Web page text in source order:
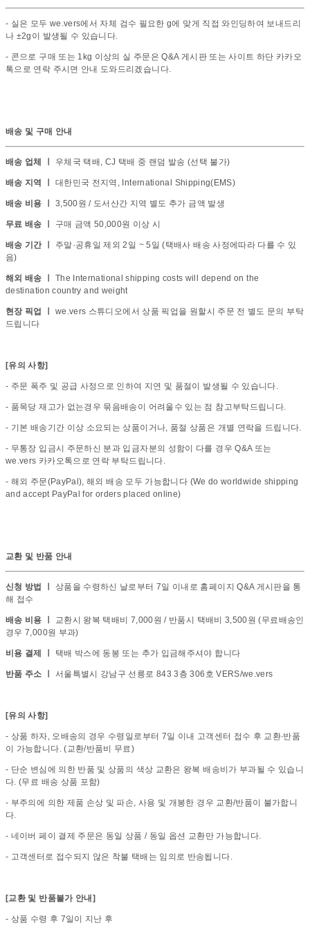
- 실은 모두 we.vers에서 자체 검수 필요한 g에 맞게 직접 와인딩하여 보내드리
나 ±2g이 발생될 수 있습니다.
- 콘으로 구매 또는 1kg 이상의 실 주문은 Q&A 게시판 또는 사이트 하단 카카오
톡으로 연락 주시면 안내 도와드리겠습니다.
배송 및 구매 안내
배송 업체 ㅣ 우체국 택배, CJ 택배 중 랜덤 발송 (선택 불가)
배송 지역 ㅣ 대한민국 전지역, International Shipping(EMS)
배송 비용 ㅣ 3,500원 / 도서산간 지역 별도 추가 금액 발생
무료 배송 ㅣ 구매 금액 50,000원 이상 시
배송 기간 ㅣ 주말·공휴일 제외 2일 ~ 5일 (택배사 배송 사정에따라 다를 수 있
음)
해외 배송 ㅣ The International shipping costs will depend on the
destination country and weight
현장 픽업 ㅣ we.vers 스튜디오에서 상품 픽업을 원할시 주문 전 별도 문의 부탁
드립니다
[유의 사항]
- 주문 폭주 및 공급 사정으로 인하여 지연 및 품절이 발생될 수 있습니다.
- 품목당 재고가 없는경우 묶음배송이 어려울수 있는 점 참고부탁드립니다.
- 기본 배송기간 이상 소요되는 상품이거나, 품절 상품은 개별 연락을 드립니다.
- 무통장 입금시 주문하신 분과 입금자분의 성함이 다를 경우 Q&A 또는
we.vers 카카오톡으로 연락 부탁드립니다.
- 해외 주문(PayPal), 해외 배송 모두 가능합니다 (We do worldwide shipping
and accept PayPal for orders placed online)
교환 및 반품 안내
신청 방법 ㅣ 상품을 수령하신 날로부터 7일 이내로 홈페이지 Q&A 게시판을 통
해 접수
배송 비용 ㅣ 교환시 왕복 택배비 7,000원 / 반품시 택배비 3,500원 (무료배송인
경우 7,000원 부과)
비용 결제 ㅣ 택배 박스에 동봉 또는 추가 입금해주셔야 합니다
반품 주소 ㅣ 서울특별시 강남구 선릉로 843 3층 306호 VERS/we.vers
[유의 사항]
- 상품 하자, 오배송의 경우 수령일로부터 7일 이내 고객센터 접수 후 교환∙반품
이 가능합니다. (교환/반품비 무료)
- 단순 변심에 의한 반품 및 상품의 색상 교환은 왕복 배송비가 부과될 수 있습니
다. (무료 배송 상품 포함)
- 부주의에 의한 제품 손상 및 파손, 사용 및 개봉한 경우 교환/반품이 불가합니
다.
- 네이버 페이 결제 주문은 동일 상품 / 동일 옵션 교환만 가능합니다.
- 고객센터로 접수되지 않은 착불 택배는 임의로 반송됩니다.
[교환 및 반품불가 안내]
- 상품 수령 후 7일이 지난 후